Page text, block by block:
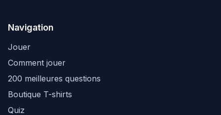
Navigation
Jouer
Comment jouer
200 meilleures questions
Boutique T-shirts
Quiz